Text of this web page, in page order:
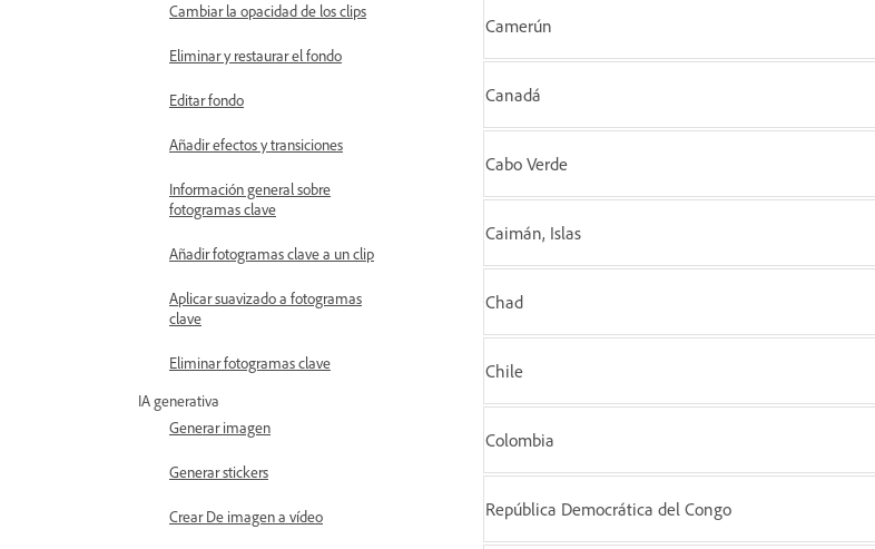
Cambiar la opacidad de los clips
Eliminar y restaurar el fondo
Editar fondo
Añadir efectos y transiciones
Información general sobre
fotogramas clave
Añadir fotogramas clave a un clip
Aplicar suavizado a fotogramas
clave
Eliminar fotogramas clave
IA generativa
Generar imagen
Generar stickers
Crear De imagen a vídeo
Camerún
Canadá
Cabo Verde
Caimán, Islas
Chad
Chile
Colombia
República Democrática del Congo